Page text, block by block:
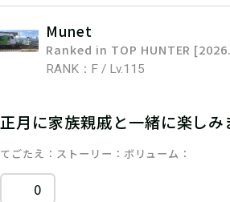
Munet
Ranked in TOP HUNTER
RANK：F / Lv.115
正月に家族親戚と一緒に楽しみ
てごたえ ストーリー ボリューム
0